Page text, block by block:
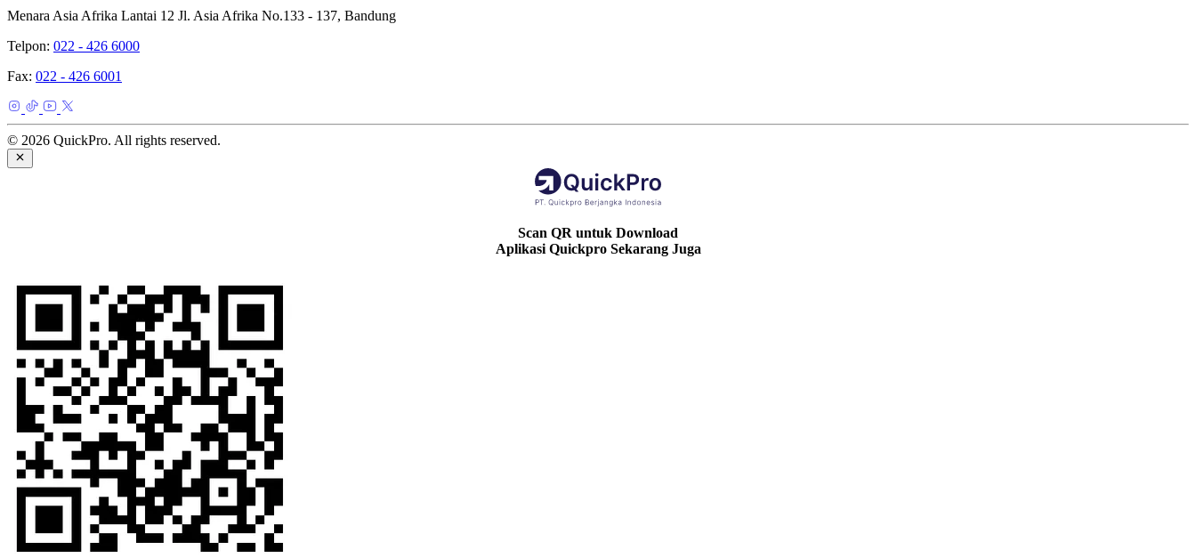
Menara Asia Afrika Lantai 12 Jl. Asia Afrika No.133 - 137, Bandung
Telpon: 022 - 426 6000
Fax: 022 - 426 6001
© 2026 QuickPro. All rights reserved.
Scan QR untuk Download
Aplikasi Quickpro Sekarang Juga